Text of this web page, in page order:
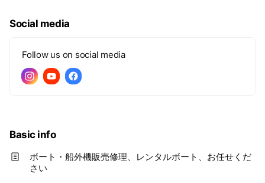
Social media
Follow us on social media
Basic info
ボート・船外機販売修理、レンタルボート、お任せくだ
さい